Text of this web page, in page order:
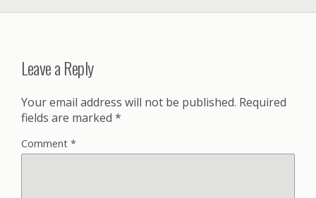
Leave a Reply
Your email address will not be published. Required
fields are marked *
Comment *